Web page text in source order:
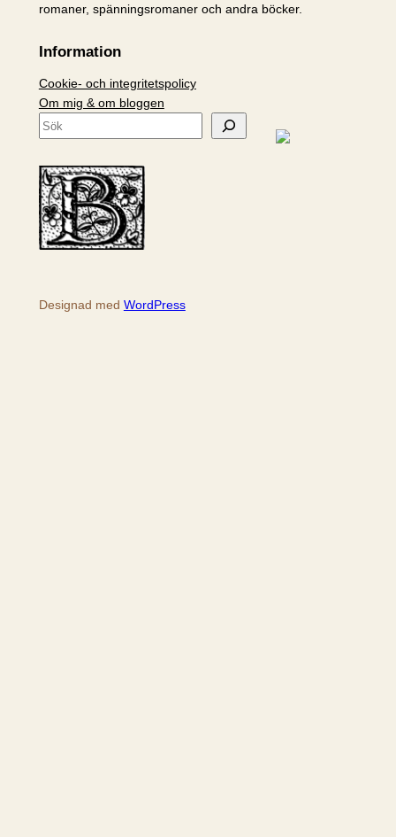
romaner, spänningsromaner och andra böcker.
Information
Cookie- och integritetspolicy
Om mig & om bloggen
S
k
Designad med WordPress